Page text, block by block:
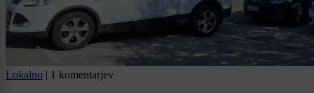
Lokalno | 1 komentarjev